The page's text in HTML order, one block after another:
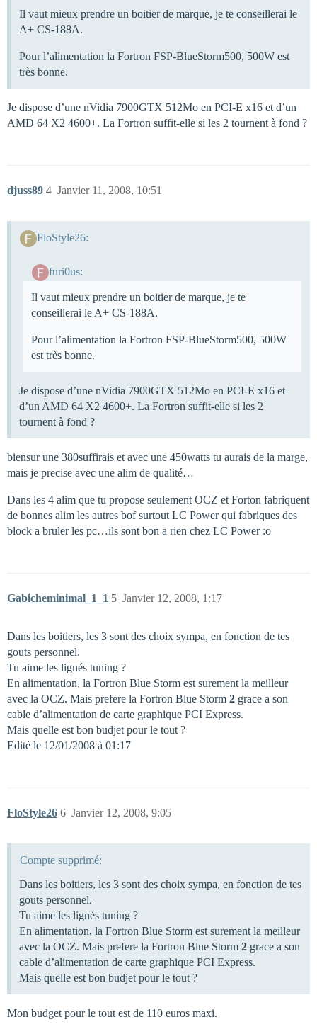
Il vaut mieux prendre un boitier de marque, je te conseillerai le
A+ CS-188A.
Pour l’alimentation la Fortron FSP-BlueStorm500, 500W est
très bonne.
Je dispose d’une nVidia 7900GTX 512Mo en PCI-E x16 et d’un
AMD 64 X2 4600+. La Fortron suffit-elle si les 2 tournent à fond ?
djuss89 Janvier 11, 2008, 10:51
4
FloStyle26:
furi0us:
Il vaut mieux prendre un boitier de marque, je te
conseillerai le A+ CS-188A.
Pour l’alimentation la Fortron FSP-BlueStorm500, 500W
est très bonne.
Je dispose d’une nVidia 7900GTX 512Mo en PCI-E x16 et
d’un AMD 64 X2 4600+. La Fortron suffit-elle si les 2
tournent à fond ?
biensur une 380suffirais et avec une 450watts tu aurais de la marge,
mais je precise avec une alim de qualité…
Dans les 4 alim que tu propose seulement OCZ et Forton fabriquent
de bonnes alim les autres bof surtout LC Power qui fabriques des
block a bruler les pc…ils sont bon a rien chez LC Power :o
Gabicheminimal_1_1 Janvier 12, 2008, 1:17
5
Dans les boitiers, les 3 sont des choix sympa, en fonction de tes
gouts personnel.
Tu aime les lignés tuning ?
En alimentation, la Fortron Blue Storm est surement la meilleur
avec la OCZ. Mais prefere la Fortron Blue Storm 2 grace a son
cable d’alimentation de carte graphique PCI Express.
Mais quelle est bon budjet pour le tout ?
Edité le 12/01/2008 à 01:17
FloStyle26 Janvier 12, 2008, 9:05
6
Compte supprimé:
Dans les boitiers, les 3 sont des choix sympa, en fonction de tes
gouts personnel.
Tu aime les lignés tuning ?
En alimentation, la Fortron Blue Storm est surement la meilleur
avec la OCZ. Mais prefere la Fortron Blue Storm 2 grace a son
cable d’alimentation de carte graphique PCI Express.
Mais quelle est bon budjet pour le tout ?
Mon budget pour le tout est de 110 euros maxi.